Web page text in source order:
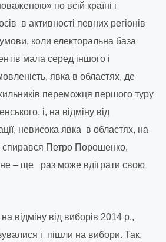
по всій країні і
в активності певних регіонів
коли електоральна база
мала серед іншого і
явка в областях, де
переможця першого туру
і, на відміну від
невисока явка в областях, на
спирався Петро Порошенко,
– ще раз може вдіграти свою
відміну від виборів 2014 р.,
і пішли на вибори. Так,